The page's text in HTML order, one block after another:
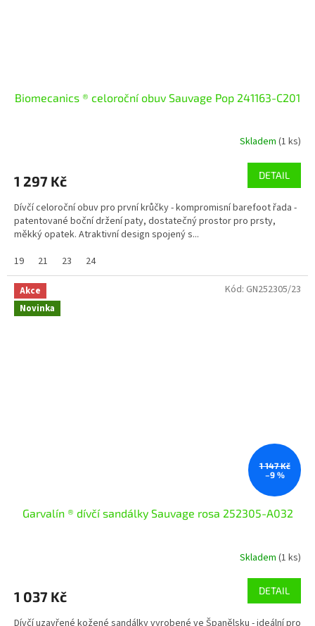
Biomecanics ® celoroční obuv Sauvage Pop 241163-C201
Skladem (1 ks)
1 297 Kč DETAIL
Dívčí celoroční obuv pro první krůčky - kompromisní barefoot řada -
patentované boční držení paty, dostatečný prostor pro prsty,
měkký opatek. Atraktivní design spojený s...
19
21 23 24
Akce
Novinka
1 147 Kč
–9 %
Garvalín ® dívčí sandálky Sauvage rosa 252305-A032
Skladem (1 ks)
1 037 Kč DETAIL
Kód: GN252305/23